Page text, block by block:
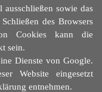
sowie das
des Browsers
Cookies kann die
sein.
Dienste von Google.
Website eingesetzt
entnehmen.